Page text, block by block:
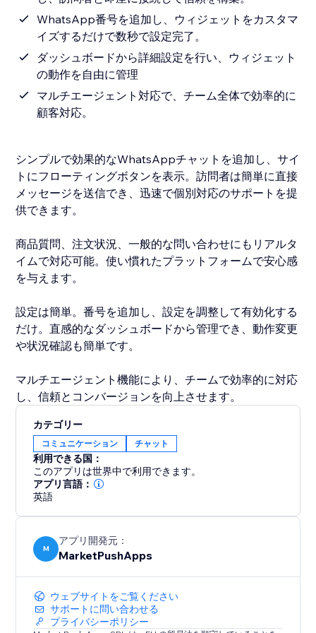
WhatsApp番号を追加し、ウィジェットをカスタマ
イズするだけで数秒で設定完了。
ダッシュボードから詳細設定を行い、ウィジェット
の動作を自由に管理
マルチエージェント対応で、チーム全体で効率的に
顧客対応。
シンプルで効果的なWhatsAppチャットを追加し、サイ
トにフローティングボタンを表示。訪問者は簡単に直接
メッセージを送信でき、迅速で個別対応のサポートを提
供できます。
商品質問、注文状況、一般的な問い合わせにもリアルタ
イムで対応可能。使い慣れたプラットフォームで安心感
を与えます。
設定は簡単。番号を追加し、設定を調整して有効化する
だけ。直感的なダッシュボードから管理でき、動作変更
や状況確認も簡単です。
マルチエージェント機能により、チームで効率的に対応
し、信頼とコンバージョンを向上させます。
カテゴリー
コミュニケーション チャット
利用できる国：
このアプリは世界中で利用できます。
アプリ言語：
英語
M
アプリ開発元：
MarketPushApps
ウェブサイトをご覧ください
サポートに問い合わせる
プライバシーポリシー